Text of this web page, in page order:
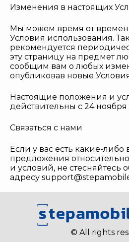
Изменения в настоящих
Мы можем время от
Условия использования.
рекомендуется
эту страницу на предмет
сообщим вам о любых
опубликовав новые
Настоящие положения и
действительны с 24 ноября
Связаться с нами
Если у вас есть какие-
предложения
и условий, не стесняйтесь
адресу
© All rights